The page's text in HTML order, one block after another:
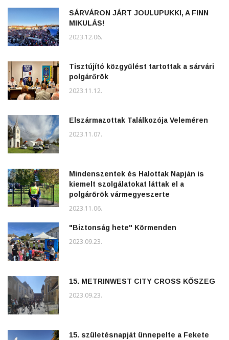
SÁRVÁRON JÁRT JOULUPUKKI, A FINN
MIKULÁS!
2023.12.06.
Tisztújító közgyűlést tartottak a sárvári
polgárőrök
2023.11.12.
Elszármazottak Találkozója Veleméren
2023.11.07.
Mindenszentek és Halottak Napján is
kiemelt szolgálatokat láttak el a
polgárőrök vármegyeszerte
2023.11.06.
"Biztonság hete" Körmenden
2023.09.23.
15. METRINWEST CITY CROSS KŐSZEG
2023.09.23.
15. születésnapját ünnepelte a Fekete